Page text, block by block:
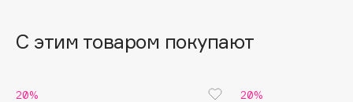
Beautyblades
НОВИНКА
С этим товаром покупают
20% 20%